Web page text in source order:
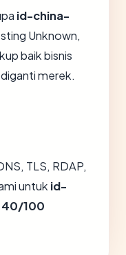
id-china-
Unknown,
baik bisnis
merek.
TLS, RDAP,
untuk id-
40/100